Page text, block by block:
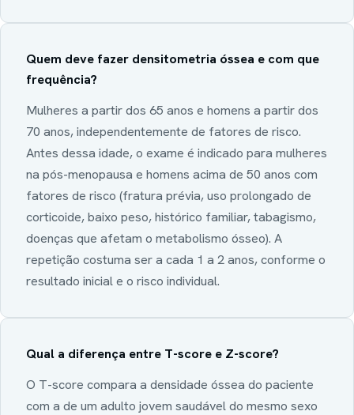
Quem deve fazer densitometria óssea e com que
frequência?
Mulheres a partir dos 65 anos e homens a partir dos
70 anos, independentemente de fatores de risco.
Antes dessa idade, o exame é indicado para mulheres
na pós-menopausa e homens acima de 50 anos com
fatores de risco (fratura prévia, uso prolongado de
corticoide, baixo peso, histórico familiar, tabagismo,
doenças que afetam o metabolismo ósseo). A
repetição costuma ser a cada 1 a 2 anos, conforme o
resultado inicial e o risco individual.
Qual a diferença entre T-score e Z-score?
O T-score compara a densidade óssea do paciente
com a de um adulto jovem saudável do mesmo sexo